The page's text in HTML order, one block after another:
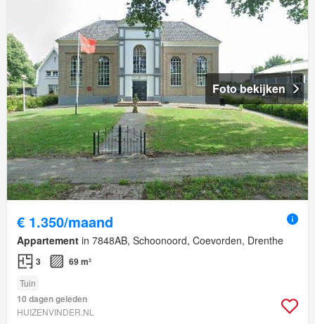
Foto bekijken
€ 1.350/maand
Appartement in 7848AB, Schoonoord, Coevorden, Drenthe
3 69 m²
Tuin
10 dagen geleden
HUIZENVINDER.NL